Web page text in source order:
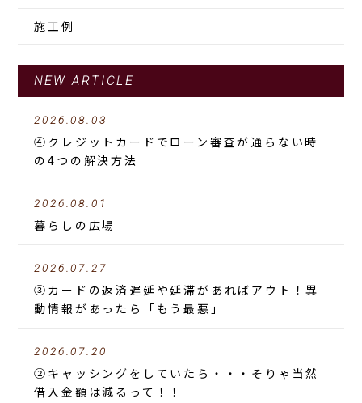
施工例
NEW ARTICLE
2026.08.03
④クレジットカードでローン審査が通らない時
の4つの解決方法
2026.08.01
暮らしの広場
2026.07.27
③カードの返済遅延や延滞があればアウト！異
動情報があったら「もう最悪」
2026.07.20
②キャッシングをしていたら・・・そりゃ当然
借入金額は減るって！！